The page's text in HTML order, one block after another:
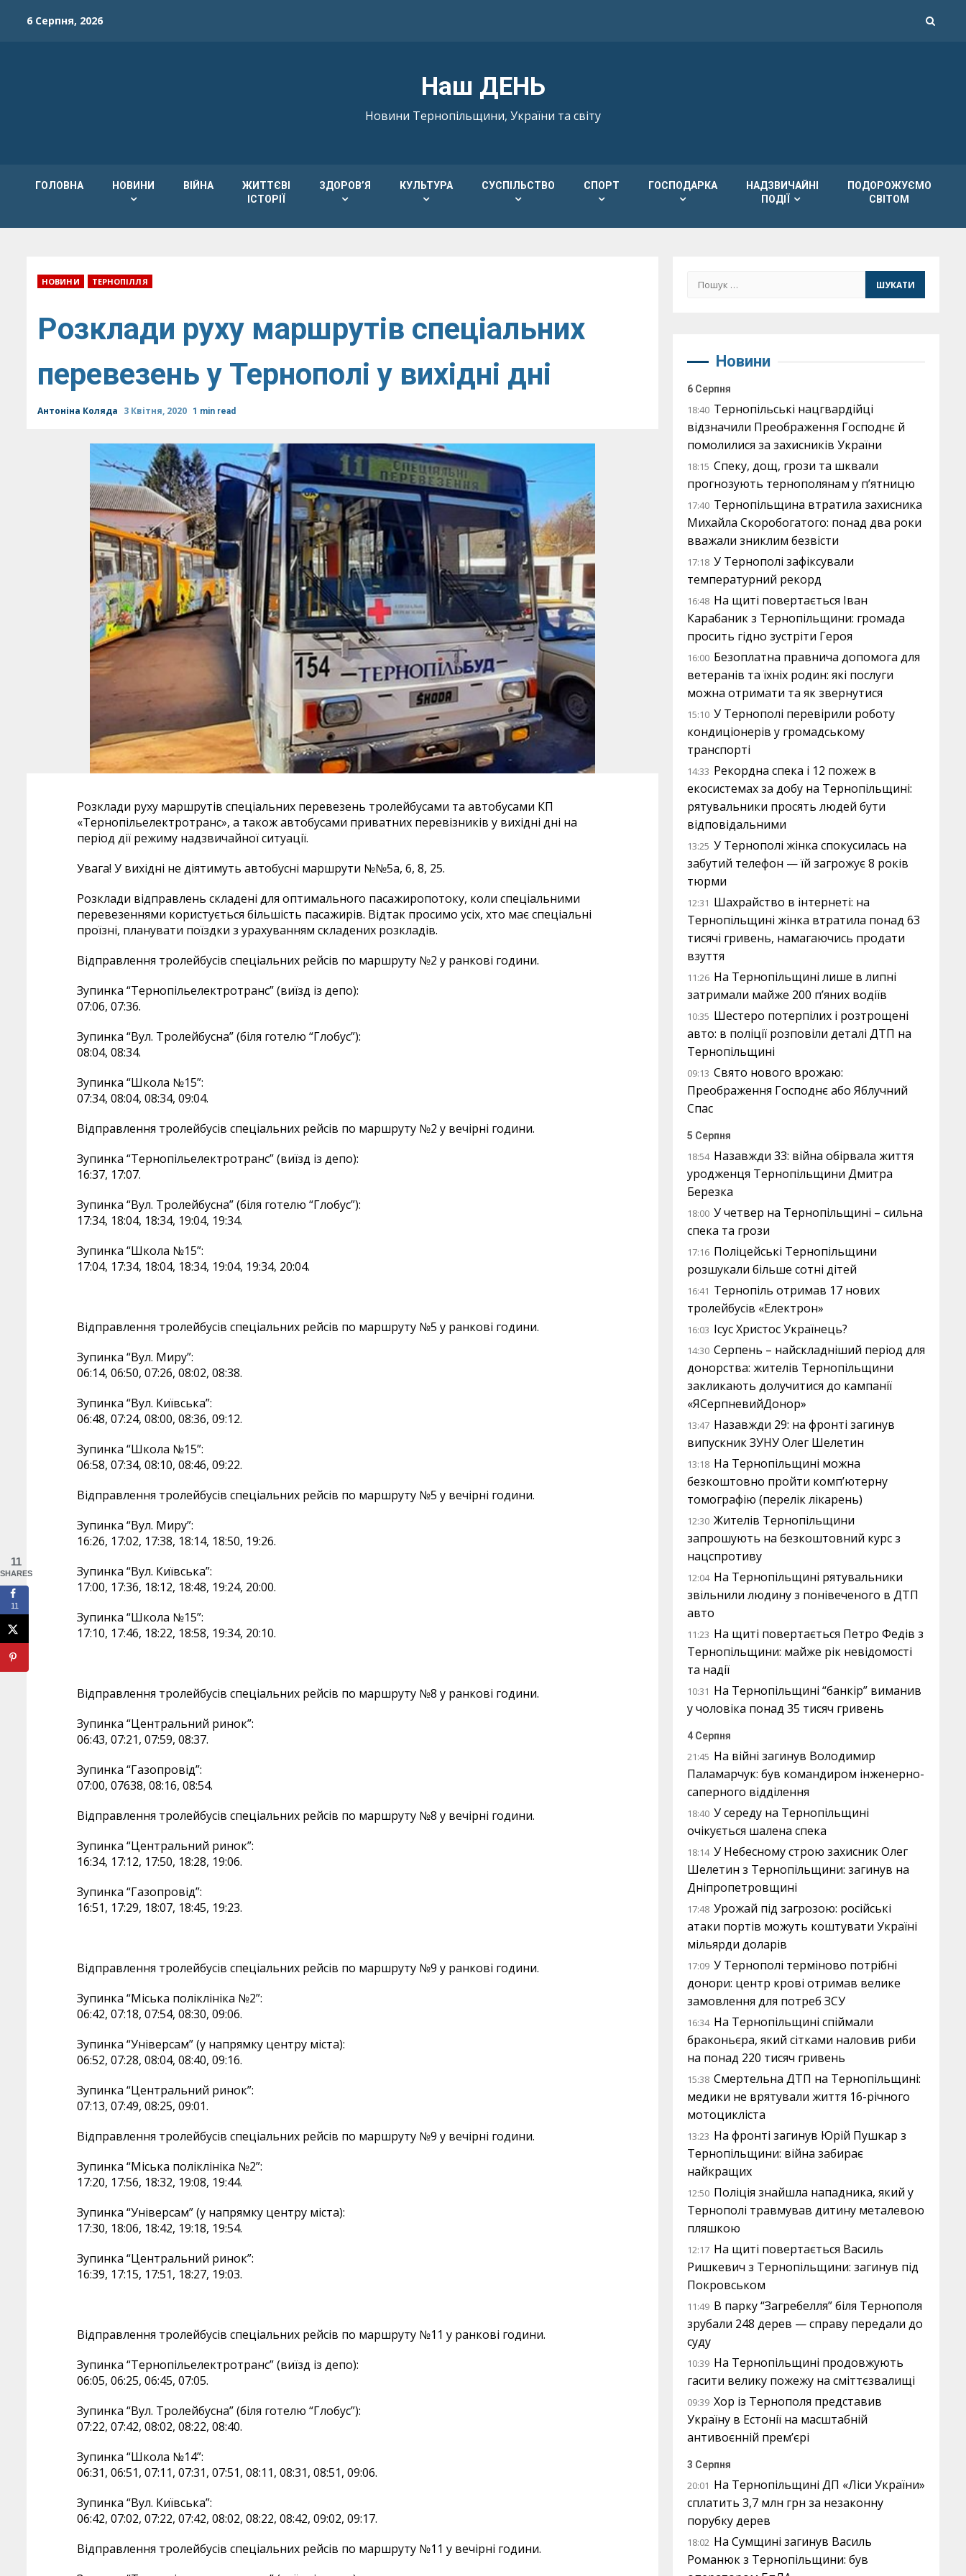
6 Серпня, 2026
Наш ДЕНЬ
Новини Тернопільщини, України та світу
ГОЛОВНА НОВИНИ ВІЙНА
ЖИТТЄВІ
ІСТОРІЇ
ЗДОРОВ’Я КУЛЬТУРА СУСПІЛЬСТВО СПОРТ ГОСПОДАРКА
НАДЗВИЧАЙНІ
ПОДІЇ
ПОДОРОЖУЄМО
СВІТОМ
НОВИНИ ТЕРНОПІЛЛЯ
Розклади руху маршрутів спеціальних
перевезень у Тернополі у вихідні дні
Антоніна Коляда 3 Квітня, 2020 1 min read
Розклади руху маршрутів спеціальних перевезень тролейбусами та автобусами КП
«Тернопільелектротранс», а також автобусами приватних перевізників у вихідні дні на
період дії режиму надзвичайної ситуації.
Увага! У вихідні не діятимуть автобусні маршрути №№5а, 6, 8, 25.
Розклади відправлень складені для оптимального пасажиропотоку, коли спеціальними
перевезеннями користується більшість пасажирів. Відтак просимо усіх, хто має спеціальні
проїзні, планувати поїздки з урахуванням складених розкладів.
Відправлення тролейбусів спеціальних рейсів по маршруту №2 у ранкові години.
Зупинка “Тернопільелектротранс” (виїзд із депо):
07:06, 07:36.
Зупинка “Вул. Тролейбусна” (біля готелю “Глобус”):
08:04, 08:34.
Зупинка “Школа №15”:
07:34, 08:04, 08:34, 09:04.
Відправлення тролейбусів спеціальних рейсів по маршруту №2 у вечірні години.
Зупинка “Тернопільелектротранс” (виїзд із депо):
16:37, 17:07.
Зупинка “Вул. Тролейбусна” (біля готелю “Глобус”):
17:34, 18:04, 18:34, 19:04, 19:34.
Зупинка “Школа №15”:
17:04, 17:34, 18:04, 18:34, 19:04, 19:34, 20:04.
Відправлення тролейбусів спеціальних рейсів по маршруту №5 у ранкові години.
Зупинка “Вул. Миру”:
06:14, 06:50, 07:26, 08:02, 08:38.
Зупинка “Вул. Київська”:
06:48, 07:24, 08:00, 08:36, 09:12.
Зупинка “Школа №15”:
06:58, 07:34, 08:10, 08:46, 09:22.
Відправлення тролейбусів спеціальних рейсів по маршруту №5 у вечірні години.
Зупинка “Вул. Миру”:
16:26, 17:02, 17:38, 18:14, 18:50, 19:26.
Зупинка “Вул. Київська”:
17:00, 17:36, 18:12, 18:48, 19:24, 20:00.
Зупинка “Школа №15”:
17:10, 17:46, 18:22, 18:58, 19:34, 20:10.
Відправлення тролейбусів спеціальних рейсів по маршруту №8 у ранкові години.
Зупинка “Центральний ринок”:
06:43, 07:21, 07:59, 08:37.
Зупинка “Газопровід”:
07:00, 07638, 08:16, 08:54.
Відправлення тролейбусів спеціальних рейсів по маршруту №8 у вечірні години.
Зупинка “Центральний ринок”:
16:34, 17:12, 17:50, 18:28, 19:06.
Зупинка “Газопровід”:
16:51, 17:29, 18:07, 18:45, 19:23.
Відправлення тролейбусів спеціальних рейсів по маршруту №9 у ранкові години.
Зупинка “Міська поліклініка №2”:
06:42, 07:18, 07:54, 08:30, 09:06.
Зупинка “Універсам” (у напрямку центру міста):
06:52, 07:28, 08:04, 08:40, 09:16.
Зупинка “Центральний ринок”:
07:13, 07:49, 08:25, 09:01.
Відправлення тролейбусів спеціальних рейсів по маршруту №9 у вечірні години.
Зупинка “Міська поліклініка №2”:
17:20, 17:56, 18:32, 19:08, 19:44.
Зупинка “Універсам” (у напрямку центру міста):
17:30, 18:06, 18:42, 19:18, 19:54.
Зупинка “Центральний ринок”:
16:39, 17:15, 17:51, 18:27, 19:03.
Відправлення тролейбусів спеціальних рейсів по маршруту №11 у ранкові години.
Зупинка “Тернопільелектротранс” (виїзд із депо):
06:05, 06:25, 06:45, 07:05.
Зупинка “Вул. Тролейбусна” (біля готелю “Глобус”):
07:22, 07:42, 08:02, 08:22, 08:40.
Зупинка “Школа №14”:
06:31, 06:51, 07:11, 07:31, 07:51, 08:11, 08:31, 08:51, 09:06.
Зупинка “Вул. Київська”:
06:42, 07:02, 07:22, 07:42, 08:02, 08:22, 08:42, 09:02, 09:17.
Відправлення тролейбусів спеціальних рейсів по маршруту №11 у вечірні години.
Пошук:
Новини
6 Серпня
18:40 Тернопільські нацгвардійці
відзначили Преображення Господнє й
помолилися за захисників України
18:15 Спеку, дощ, грози та шквали
прогнозують тернополянам у п’ятницю
17:40 Тернопільщина втратила захисника
Михайла Скоробогатого: понад два роки
вважали зниклим безвісти
17:18 У Тернополі зафіксували
температурний рекорд
16:48 На щиті повертається Іван
Карабаник з Тернопільщини: громада
просить гідно зустріти Героя
16:00 Безоплатна правнича допомога для
ветеранів та їхніх родин: які послуги
можна отримати та як звернутися
15:10 У Тернополі перевірили роботу
кондиціонерів у громадському
транспорті
14:33 Рекордна спека і 12 пожеж в
екосистемах за добу на Тернопільщині:
рятувальники просять людей бути
відповідальними
13:25 У Тернополі жінка спокусилась на
забутий телефон — їй загрожує 8 років
тюрми
12:31 Шахрайство в інтернеті: на
Тернопільщині жінка втратила понад 63
тисячі гривень, намагаючись продати
взуття
11:26 На Тернопільщині лише в липні
затримали майже 200 п’яних водіїв
10:35 Шестеро потерпілих і розтрощені
авто: в поліції розповіли деталі ДТП на
Тернопільщині
09:13 Свято нового врожаю:
Преображення Господнє або Яблучний
Спас
5 Серпня
18:54 Назавжди 33: війна обірвала життя
уродженця Тернопільщини Дмитра
Березка
18:00 У четвер на Тернопільщині – сильна
спека та грози
17:16 Поліцейські Тернопільщини
розшукали більше сотні дітей
16:41 Тернопіль отримав 17 нових
тролейбусів «Електрон»
16:03 Ісус Христос Українець?
14:30 Серпень – найскладніший період для
донорства: жителів Тернопільщини
закликають долучитися до кампанії
«ЯСерпневийДонор»
13:47 Назавжди 29: на фронті загинув
випускник ЗУНУ Олег Шелетин
13:18 На Тернопільщині можна
безкоштовно пройти комп’ютерну
томографію (перелік лікарень)
12:30 Жителів Тернопільщини
запрошують на безкоштовний курс з
нацспротиву
12:04 На Тернопільщині рятувальники
звільнили людину з понівеченого в ДТП
авто
11:23 На щиті повертається Петро Федів з
Тернопільщини: майже рік невідомості
та надії
10:31 На Тернопільщині “банкір” виманив
у чоловіка понад 35 тисяч гривень
4 Серпня
21:45 На війні загинув Володимир
Паламарчук: був командиром інженерно-
саперного відділення
18:40 У середу на Тернопільщині
очікується шалена спека
18:14 У Небесному строю захисник Олег
Шелетин з Тернопільщини: загинув на
Дніпропетровщині
17:48 Урожай під загрозою: російські
атаки портів можуть коштувати Україні
мільярди доларів
17:09 У Тернополі терміново потрібні
донори: центр крові отримав велике
замовлення для потреб ЗСУ
16:34 На Тернопільщині спіймали
браконьєра, який сітками наловив риби
на понад 220 тисяч гривень
15:38 Смертельна ДТП на Тернопільщині:
медики не врятували життя 16-річного
мотоцикліста
13:23 На фронті загинув Юрій Пушкар з
Тернопільщини: війна забирає
найкращих
12:50 Поліція знайшла нападника, який у
Тернополі травмував дитину металевою
пляшкою
12:17 На щиті повертається Василь
Ришкевич з Тернопільщини: загинув під
Покровськом
11:49 В парку “Загребелля” біля Тернополя
зрубали 248 дерев — справу передали до
суду
10:39 На Тернопільщині продовжують
гасити велику пожежу на сміттєзвалищі
09:39 Хор із Тернополя представив
Україну в Естонії на масштабній
антивоєнній прем’єрі
3 Серпня
20:01 На Тернопільщині ДП «Ліси України»
сплатить 3,7 млн грн за незаконну
порубку дерев
18:02 На Сумщині загинув Василь
Романюк з Тернопільщини: був
11
SHARES
11